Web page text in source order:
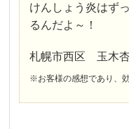
けんしょう炎はず
るんだよ～！
札幌市西区 玉木
※お客様の感想であり、